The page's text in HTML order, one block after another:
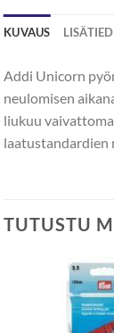
KUVAUS
Addi Unicorn
neulomisen
liukuu
laatustandardien
TUTUSTU